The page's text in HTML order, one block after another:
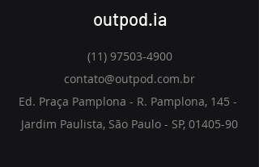
outpod.ia
(11) 97503-4900
contato@outpod.com.br
Ed. Praça Pamplona - R. Pamplona, 145 -
Jardim Paulista, São Paulo - SP, 01405-90